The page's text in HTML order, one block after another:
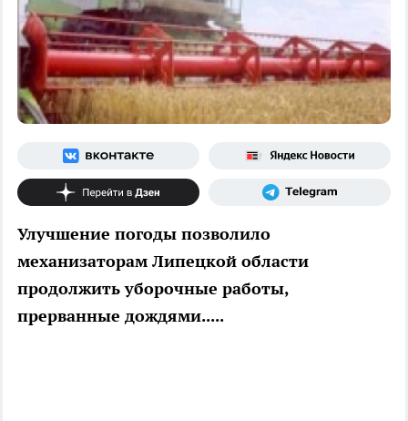
Улучшение погоды позволило
механизаторам Липецкой области
продолжить уборочные работы,
прерванные дождями.....